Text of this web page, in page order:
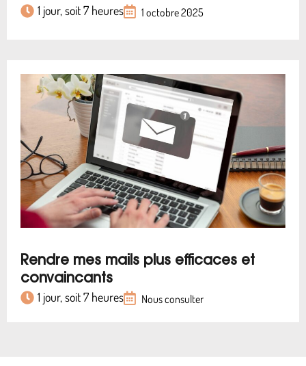
1 jour, soit 7 heures 1 octobre 2025
Rendre mes mails plus efficaces et
convaincants
1 jour, soit 7 heures Nous consulter